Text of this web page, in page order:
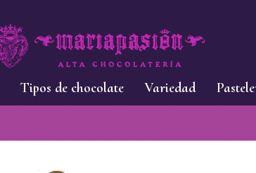
Tipos de chocolate Variedad